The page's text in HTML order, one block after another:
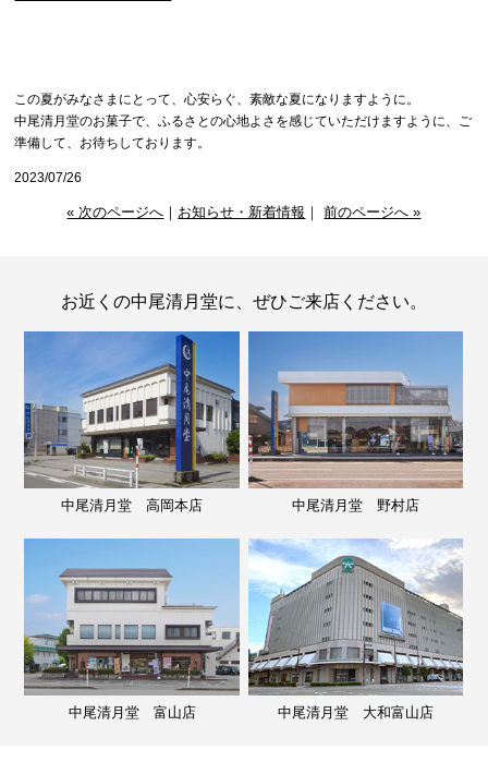
この夏がみなさまにとって、心安らぐ、素敵な夏になりますように。
中尾清月堂のお菓子で、ふるさとの心地よさを感じていただけますように、ご
準備して、お待ちしております。
2023/07/26
« 次のページへ ｜ お知らせ・新着情報 ｜前のページへ »
お近くの中尾清月堂に、ぜひご来店ください。
中尾清月堂 高岡本店 中尾清月堂 野村店
中尾清月堂 富山店 中尾清月堂 大和富山店